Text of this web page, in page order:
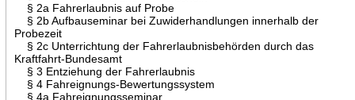
§ 2a Fahrerlaubnis auf Probe
§ 2b Aufbauseminar bei Zuwiderhandlungen innerhalb der
Probezeit
§ 2c Unterrichtung der Fahrerlaubnisbehörden durch das
Kraftfahrt-Bundesamt
§ 3 Entziehung der Fahrerlaubnis
§ 4 Fahreignungs-Bewertungssystem
§ 4a Fahreignungsseminar